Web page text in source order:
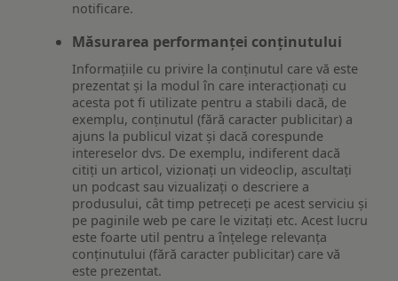
notificare.
Măsurarea performanței conținutului
Informațiile cu privire la conținutul care vă este
prezentat și la modul în care interacționați cu
acesta pot fi utilizate pentru a stabili dacă, de
exemplu, conținutul (fără caracter publicitar) a
ajuns la publicul vizat și dacă corespunde
intereselor dvs. De exemplu, indiferent dacă
citiți un articol, vizionați un videoclip, ascultați
un podcast sau vizualizați o descriere a
produsului, cât timp petreceți pe acest serviciu și
pe paginile web pe care le vizitați etc. Acest lucru
este foarte util pentru a înțelege relevanța
conținutului (fără caracter publicitar) care vă
este prezentat.